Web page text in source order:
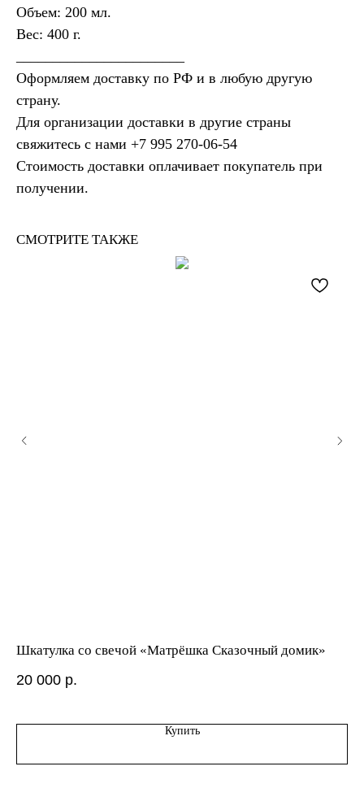
Объем: 200 мл.
Вес: 400 г.
Оформляем доставку по РФ и в любую другую
страну.
Для организации доставки в другие страны
свяжитесь с нами ‪ +7 995 270‑06‑54‬
Стоимость доставки оплачивает покупатель при
получении.
СМОТРИТЕ ТАКЖЕ
Шкатулка со свечой «Матрёшка Сказочный домик»
20 000 р.
Купить